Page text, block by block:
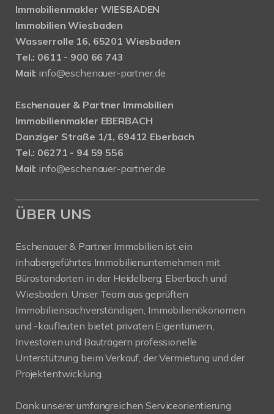
Immobilienmakler WIESBADEN
Immobilien Wiesbaden
Wasserrolle 16, 65201 Wiesbaden
Tel.: 0611 - 900 66 743
Mail: info@eschenauer-partner.de
Eschenauer & Partner Immobilien
Immobilienmakler EBERBACH
Danziger Straße 1/1, 69412 Eberbach
Tel.: 06271 - 94 59 556
Mail: info@eschenauer-partner.de
ÜBER UNS
Eschenauer & Partner Immobilien ist ein
inhabergeführtes Immobilienunternehmen mit
Bürostandorten in der Heidelberg, Eberbach und
Wiesbaden. Unser Team aus geprüften
Immobiliensachverständigen, Immobilienökonomen
und -kaufleuten bietet privaten Eigentümern,
Investoren und Bauträgern professionelle
Unterstützung beim Verkauf, der Vermietung und der
Projektentwicklung.
Dank unserer umfangreichen Serviceorientierung